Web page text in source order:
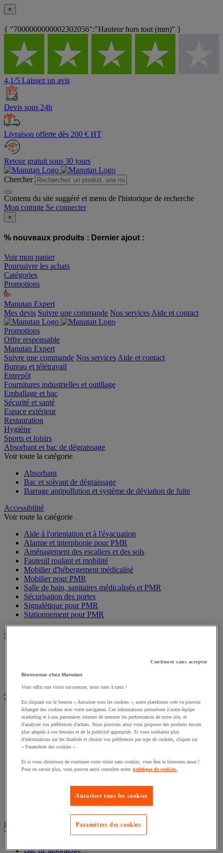
×
{ "7000000000002302056":"Hauteur hors tout (mm)" }
4,1/5 Laissez un avis
Devis sous 24h
Livraison offerte dès 200 € HT
Retour gratuit sous 30 jours
Chercher
Contenu du site suggéré et menu de l'historique de recherche
Mon compte Se connecter
×
% nouveaux produits : Dernier ajout :
Voir mon panier
Poursuivre les achats
Catégories
Promotions
Manutan Expert
offre reconditionnée
Mes devis Suivre une commande Nos services
Promotions
Offre responsable
Manutan Expert
Suivre une commande
Bureau et télétravail
Entrepôt
Fournitures industrielles et outillage
Emballage et bac
Sécurité et santé
Espace extérieur
Restauration
Hygiène
Sports et loisirs
Absorbant et bac de dégraissage
Absorbant
Bac et solvant de dégraissage
Accessibilité
Aide à l'orientation et à l'évacuation
Alarme et interphonie pour PMR
Aménagement des escaliers et des sols
Fauteuil roulant et mobilité
Mobilier d'hébergement médicalisé
Mobilier pour PMR
Salle de bain, sanitaires médicalisés et PMR
Sécurisation des portes
Signalétique pour PMR
Alarme et vidéosurveillance
Interphone et vidéophone
Armoire de sécurité et stockage de produits dangereux
Voir toute la catégorie
Accessoires pour armoire de sécurité et de stockage
Armoire bouteilles de gaz
Armoire de sûreté
Armoire pour batteries lithium-ion
Armoire pour produits corrosifs
Armoire pour produits phytosanitaires
Armoire pour produits toxiques
Caissons de ventilation et filtres
Récipient de sécurité
Bac de rétention et matériel de rétention
Continuer sans accepter
Bienvenue chez Manutan
Vous offrir une visite sur-mesure, nous tient à cœur !
En cliquant sur le bouton « Autoriser tous les cookies », notre plateforme web va pouvoir
échanger des cookies avec votre navigateur. Ces informations permettent à notre équipe
marketing et à nos partenaires internet de mesurer les performances de notre site, et
d'analyser vos préférences d'achats. Nous pouvons ainsi vous proposer des produits encore
plus adaptés à vos besoins et de la publicité appropriée. Si vous souhaitez plus
d'informations sur les finalités et choisir vos préférences par type de cookies, cliquez sur
« Paramètres des cookies ».
Et si vous choisissez de continuer votre visite sans cookies, vous êtes le bienvenu aussi !
Pour en savoir plus, vous pouvez aussi consulter notre politique de cookies.
Autoriser tous les cookies
Paramètres des cookies